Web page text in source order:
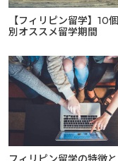
【フィリピン留学】10
別オススメ留学期間